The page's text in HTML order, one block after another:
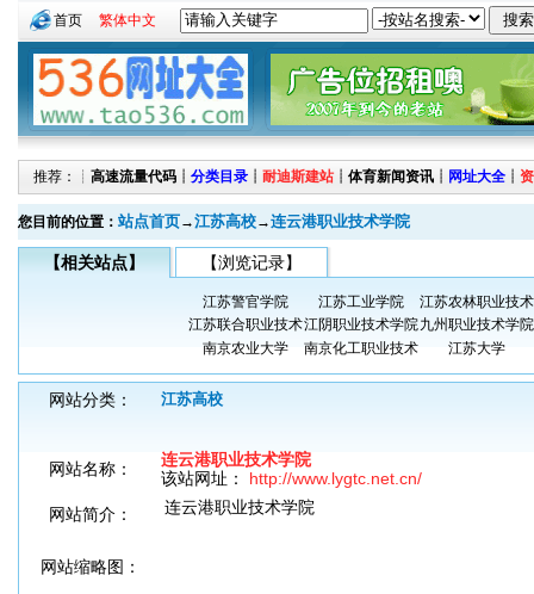
首页 繁体中文
推荐：┊ 高速流量代码 ┊ 分类目录 ┊ 耐迪斯建站 ┊ 体育新闻资讯 ┊ 网址大全 ┊
您目前的位置： 站点首页→江苏高校→连云港职业技术学院
【相关站点】 【浏览记录】
江苏警官学院 江苏工业学院
江苏农林职业技术
江苏联合职业技术江阴职业技术学院九州职业技术学院
南京农业大学
南京化工职业技术 江苏大学
网站分类： 江苏高校
网站名称：
连云港职业技术学院
该站网址： http://www.lygtc.net.cn/
网站简介：
连云港职业技术学院
网站缩略图：